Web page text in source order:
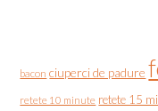
bacon ciuperci de padure
retete 10 minute retete 15